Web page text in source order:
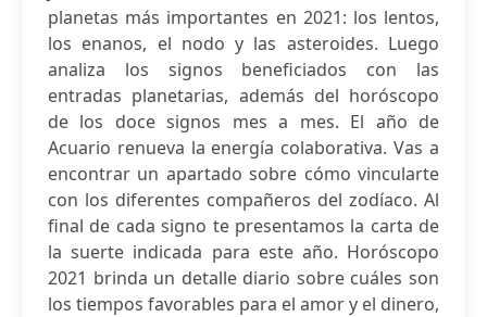
planetas más importantes en 2021: los lentos,
los enanos, el nodo y las asteroides. Luego
analiza los signos beneficiados con las
entradas planetarias, además del horóscopo
de los doce signos mes a mes. El año de
Acuario renueva la energía colaborativa. Vas a
encontrar un apartado sobre cómo vincularte
con los diferentes compañeros del zodíaco. Al
final de cada signo te presentamos la carta de
la suerte indicada para este año. Horóscopo
2021 brinda un detalle diario sobre cuáles son
los tiempos favorables para el amor y el dinero,